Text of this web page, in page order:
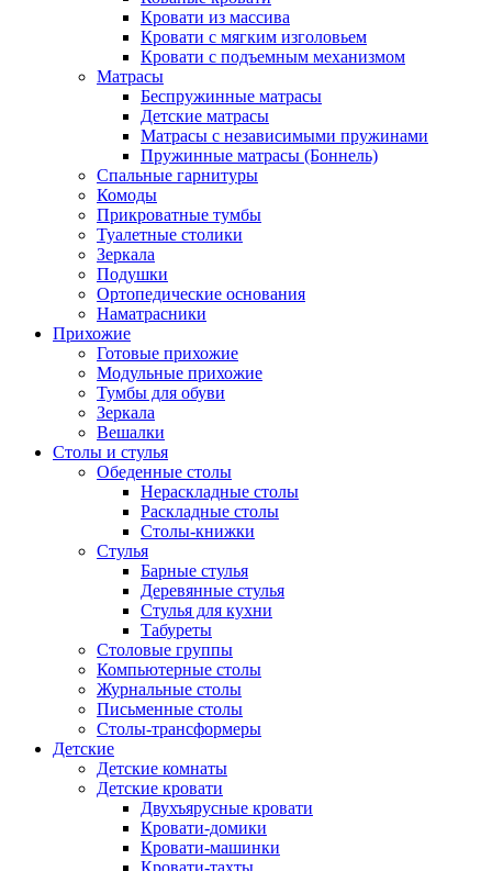
Кровати из массива
Кровати с мягким изголовьем
Кровати с подъемным механизмом
Матрасы
Беспружинные матрасы
Детские матрасы
Матрасы с независимыми пружинами
Пружинные матрасы (Боннель)
Спальные гарнитуры
Комоды
Прикроватные тумбы
Туалетные столики
Зеркала
Подушки
Ортопедические основания
Наматрасники
Прихожие
Готовые прихожие
Модульные прихожие
Тумбы для обуви
Зеркала
Вешалки
Столы и стулья
Обеденные столы
Нераскладные столы
Раскладные столы
Столы-книжки
Стулья
Барные стулья
Деревянные стулья
Стулья для кухни
Табуреты
Столовые группы
Компьютерные столы
Журнальные столы
Письменные столы
Столы-трансформеры
Детские
Детские комнаты
Детские кровати
Двухъярусные кровати
Кровати-домики
Кровати-машинки
Кровати-тахты